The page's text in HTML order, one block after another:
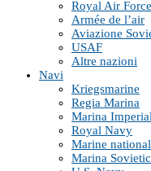
Royal Air Force
Armée de l’air
Aviazione
USAF
Altre nazioni
Navi
Kriegsmarine
Regia Marina
Marina
Royal Navy
Marine
Marina